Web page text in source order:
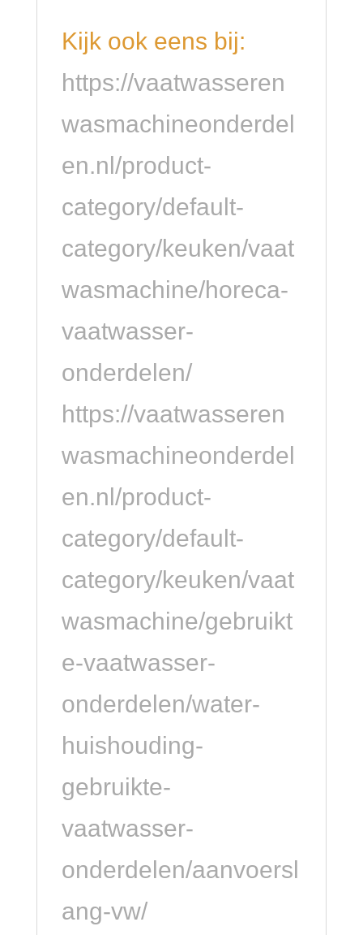
Kijk ook eens bij:
https://vaatwasseren
wasmachineonderdel
en.nl/product-
category/default-
category/keuken/vaat
wasmachine/horeca-
vaatwasser-
onderdelen/
https://vaatwasseren
wasmachineonderdel
en.nl/product-
category/default-
category/keuken/vaat
wasmachine/gebruikt
e-vaatwasser-
onderdelen/water-
huishouding-
gebruikte-
vaatwasser-
onderdelen/aanvoersl
ang-vw/